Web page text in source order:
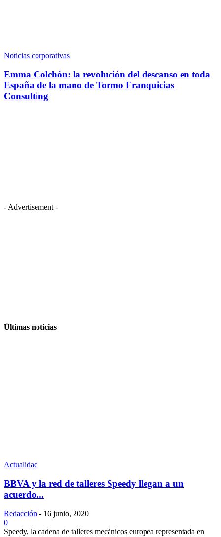
Noticias corporativas
Emma Colchón: la revolución del descanso en toda
España de la mano de Tormo Franquicias
Consulting
- Advertisement -
Últimas noticias
Actualidad
BBVA y la red de talleres Speedy llegan a un
acuerdo...
Redacción - 16 junio, 2020
0
Speedy, la cadena de talleres mecánicos europea representada en